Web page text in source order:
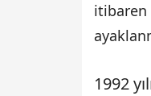
itibaren
1992